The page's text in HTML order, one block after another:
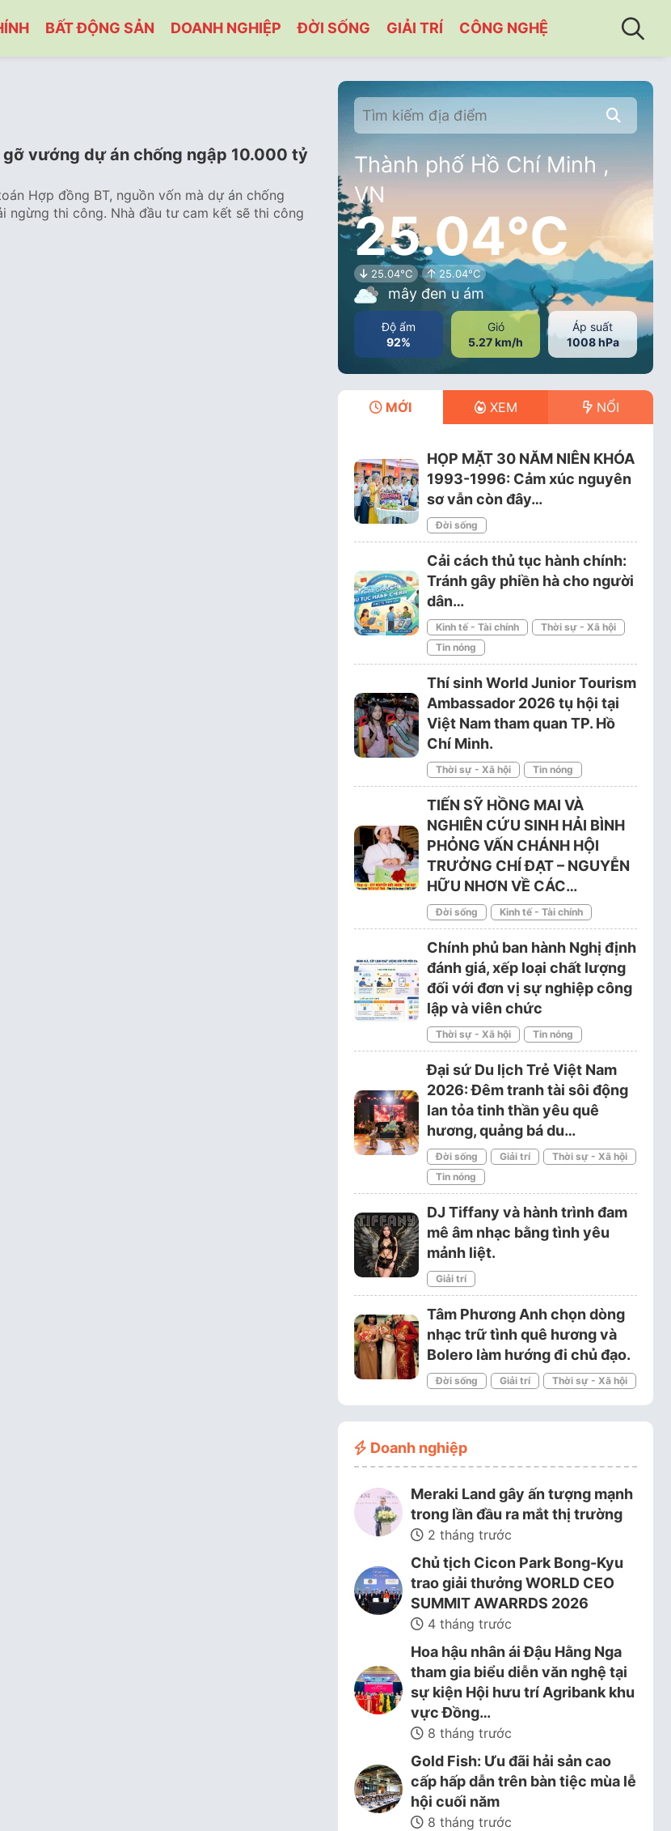
BẤT ĐỘNG SẢN DOANH NGHIỆP ĐỜI SỐNG GIẢI TRÍ CÔNG NGHỆ
gỡ vướng dự án chống ngập 10.000 tỷ
Hợp đồng BT, nguồn vốn mà dự án chống
ngừng thi công. Nhà đầu tư cam kết sẽ thi công
Thành phố Hồ Chí Minh ,
VN
25.04°C
25.04°C 25.04°C
mây đen u ám
Độ ẩm
92%
Gió
5.27 km/h
Áp suất
1008 hPa
MỚI XEM NỔI
HỌP MẶT 30 NĂM NIÊN KHÓA
1993-1996: Cảm xúc nguyên
sơ vẫn còn đây…
Đời sống
Cải cách thủ tục hành chính:
Tránh gây phiền hà cho người
dân…
Kinh tế - Tài chính
Thời sự - Xã hội
Tin nóng
Thí sinh World Junior Tourism
Ambassador 2026 tụ hội tại
Việt Nam tham quan TP. Hồ
Chí Minh.
Thời sự - Xã hội Tin nóng
TIẾN SỸ HỒNG MAI VÀ
NGHIÊN CỨU SINH HẢI BÌNH
PHỎNG VẤN CHÁNH HỘI
TRƯỞNG CHÍ ĐẠT – NGUYỄN
HỮU NHƠN VỀ CÁC…
Đời sống Kinh tế - Tài chính
Chính phủ ban hành Nghị định
đánh giá, xếp loại chất lượng
đối với đơn vị sự nghiệp công
lập và viên chức
Thời sự - Xã hội Tin nóng
Đại sứ Du lịch Trẻ Việt Nam
2026: Đêm tranh tài sôi động
lan tỏa tinh thần yêu quê
hương, quảng bá du…
Đời sống Giải trí
Thời sự - Xã hội
Tin nóng
DJ Tiffany và hành trình đam
mê âm nhạc bằng tình yêu
mảnh liệt.
Giải trí
Tâm Phương Anh chọn dòng
nhạc trữ tình quê hương và
Bolero làm hướng đi chủ đạo.
Đời sống Giải trí Thời sự - Xã hội
Doanh nghiệp
Meraki Land gây ấn tượng mạnh
trong lần đầu ra mắt thị trường
2 tháng trước
Chủ tịch Cicon Park Bong-Kyu
trao giải thưởng WORLD CEO
SUMMIT AWARRDS 2026
4 tháng trước
Hoa hậu nhân ái Đậu Hằng Nga
tham gia biểu diễn văn nghệ tại
sự kiện Hội hưu trí Agribank khu
vực Đồng…
8 tháng trước
Gold Fish: Ưu đãi hải sản cao
cấp hấp dẫn trên bàn tiệc mùa lễ
hội cuối năm
8 tháng trước